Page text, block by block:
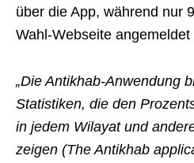
über die App, während nur
Wahl-Webseite angemeldet
„Die Antikhab-Anwendung
Statistiken, die den
in jedem Wilayat und
zeigen (The Antikhab